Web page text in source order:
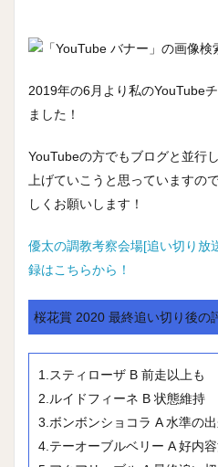
2019年の6月より私のYouTube
ました！
YouTubeの方でもブログと並行
上げていこうと思っていますの
しくお願いします！
優太の調教考察会場[追い切り放
録はこちらから！
桜花賞 2020 最終追い切り後の
1.スティローザ B 前走以上も
2.ルイドフィーネ B 状態維持
3.ボンボンショコラ A 水準の
4.テーオーブルベリー A 好内